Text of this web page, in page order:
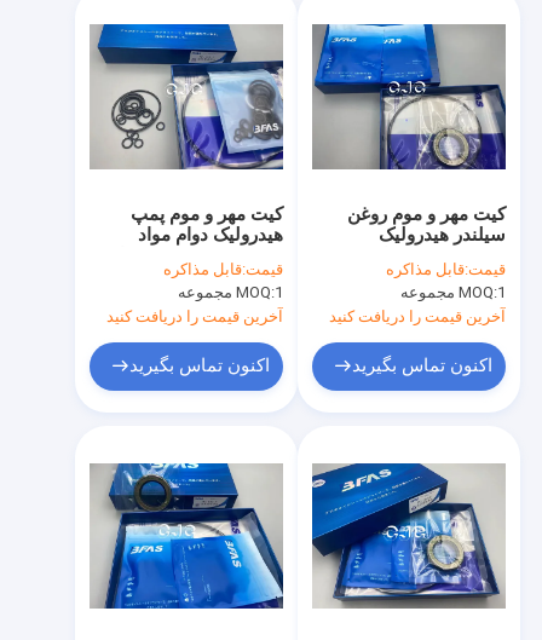
کیت مهر و موم پمپ
هیدرولیک دوام مواد
بیل مکانیکی PC130-7
قیمت:قابل مذاکره
MOQ:1 مجموعه
آخرین قیمت را دریافت کنید
اکنون تماس بگیرید
کیت مهر و موم روغن
سیلندر هیدرولیک
برابر روغن مقاومت
قلیایی
قیمت:قابل مذاکره
MOQ:1 مجموعه
آخرین قیمت را دریافت کنید
اکنون تماس بگیرید